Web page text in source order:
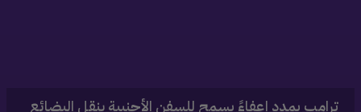
‏ترامب يمدد إعفاءً يسمح للسفن الأجنبية بنقل البضائع